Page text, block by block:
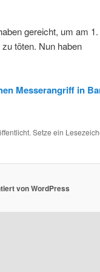
gereicht, um am 1.
töten. Nun haben
Messerangriff in
Setze ein
von WordPress